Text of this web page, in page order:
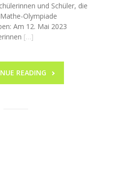
und Schüler, die
Olympiade
Am 12. Mai 2023
[…]
READING